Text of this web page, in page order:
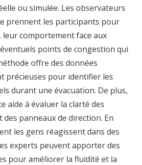
ou simulée. Les observateurs
prennent les participants pour
comportement face aux
points de congestion qui
offre des données
précieuses pour identifier les
durant une évacuation. De plus,
aide à évaluer la clarté des
panneaux de direction. En
les gens réagissent dans des
experts peuvent apporter des
pour améliorer la fluidité et la